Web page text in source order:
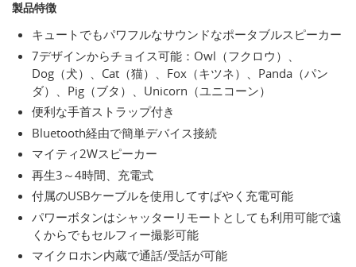
製品特徴
キュートでもパワフルなサウンドなポータブルスピーカー
7デザインからチョイス可能：Owl（フクロウ）、
Dog（犬）、Cat（猫）、Fox（キツネ）、Panda（パン
ダ）、Pig（ブタ）、Unicorn（ユニコーン）
便利な手首ストラップ付き
Bluetooth経由で簡単デバイス接続
マイティ2Wスピーカー
再生3～4時間、充電式
付属のUSBケーブルを使用してすばやく充電可能
パワーボタンはシャッターリモートとしても利用可能で遠
くからでもセルフィー撮影可能
マイクロホン内蔵で通話/受話が可能